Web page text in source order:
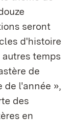
seront
d'histoire
temps
de
de l'année »,
des
en